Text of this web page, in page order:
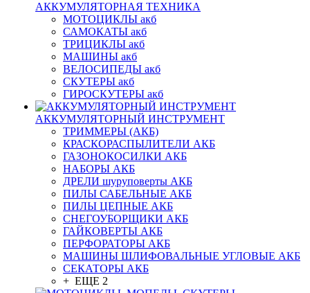
АККУМУЛЯТОРНАЯ ТЕХНИКА
МОТОЦИКЛЫ акб
САМОКАТЫ акб
ТРИЦИКЛЫ акб
МАШИНЫ акб
ВЕЛОСИПЕДЫ акб
СКУТЕРЫ акб
ГИРОСКУТЕРЫ акб
АККУМУЛЯТОРНЫЙ ИНСТРУМЕНТ
ТРИММЕРЫ (АКБ)
КРАСКОРАСПЫЛИТЕЛИ АКБ
ГАЗОНОКОСИЛКИ АКБ
НАБОРЫ АКБ
ДРЕЛИ шуруповерты АКБ
ПИЛЫ САБЕЛЬНЫЕ АКБ
ПИЛЫ ЦЕПНЫЕ АКБ
СНЕГОУБОРЩИКИ АКБ
ГАЙКОВЕРТЫ АКБ
ПЕРФОРАТОРЫ АКБ
МАШИНЫ ШЛИФОВАЛЬНЫЕ УГЛОВЫЕ АКБ
СЕКАТОРЫ АКБ
+ ЕЩЕ 2